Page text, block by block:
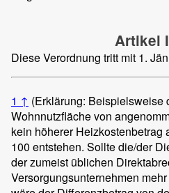
Artikel
Diese Verordnung tritt mit 1.
1 ↑ (Erklärung: Beispielsweise
Wohnnutzfläche von
kein höherer Heizkostenbetrag
100 entstehen. Sollte die/der
der zumeist üblichen
Versorgungsunternehmen